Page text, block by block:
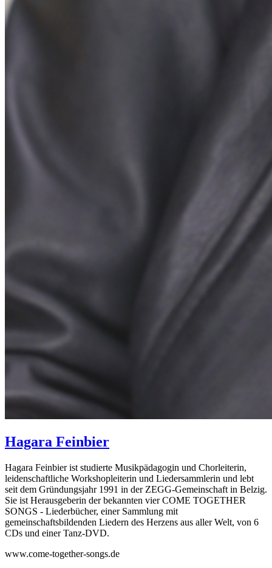
Hagara Feinbier
Hagara Feinbier ist studierte Musikpädagogin und Chorleiterin,
leidenschaftliche Workshopleiterin und Liedersammlerin und lebt
seit dem Gründungsjahr 1991 in der ZEGG-Gemeinschaft in Belzig.
Sie ist Herausgeberin der bekannten vier COME TOGETHER
SONGS - Liederbücher, einer Sammlung mit
gemeinschaftsbildenden Liedern des Herzens aus aller Welt, von 6
CDs und einer Tanz-DVD.
www.come-together-songs.de